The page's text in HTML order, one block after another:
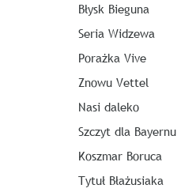
Błysk Bieguna
Seria Widzewa
Porażka Vive
Znowu Vettel
Nasi daleko
Szczyt dla Bayernu
Koszmar Boruca
Tytuł Błażusiaka